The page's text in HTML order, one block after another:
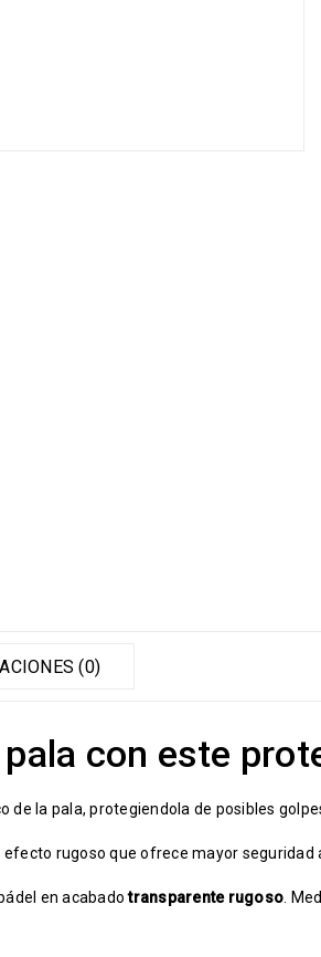
(0)
con este
de la pala, protegiendola de posibles
rugoso que ofrece mayor seguridad
en acabadotransparente rugoso .